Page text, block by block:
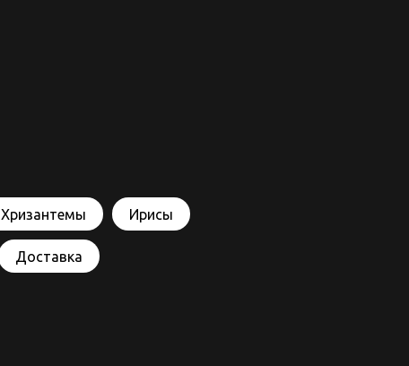
Хризантемы Ирисы
Доставка